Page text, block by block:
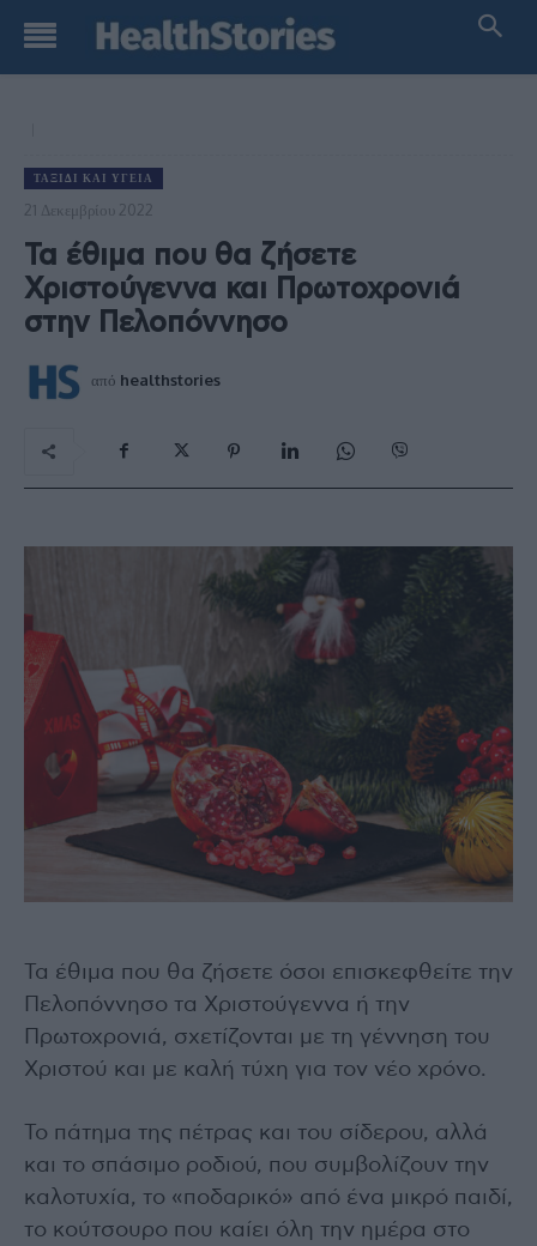
ΤΑΞΊΔΙ ΚΑΙ ΥΓΕΊΑ
21 Δεκεμβρίου 2022
Τα έθιμα που θα ζήσετε
Χριστούγεννα και Πρωτοχρονιά
στην Πελοπόννησο
από healthstories
Τα έθιμα που θα ζήσετε όσοι επισκεφθείτε την
Πελοπόννησο τα Χριστούγεννα ή την
Πρωτοχρονιά, σχετίζονται με τη γέννηση του
Χριστού και με καλή τύχη για τον νέο χρόνο.
Το πάτημα της πέτρας και του σίδερου, αλλά
και το σπάσιμο ροδιού, που συμβολίζουν την
καλοτυχία, το «ποδαρικό» από ένα μικρό παιδί,
το κούτσουρο που καίει όλη την ημέρα στο